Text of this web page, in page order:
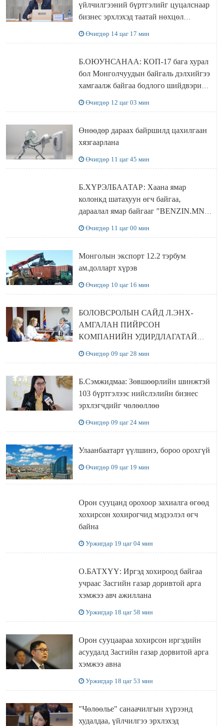
үйлчилгээний бүртгэлийг цуцалснаар
бизнес эрхлэхэд таатай нөхцөл
бүрдэнэ
Өчигдөр 14 цаг 17 мин
Б.ОЮУНСАНАА: КОП-17 бага хурал
бол Монголчуудын байгаль дэлхийгээ
хамгаалж байгаа бодлого шийдвэрийг
ДЭЛХИЙД СУРТАЛЧИЛАХ гол
бодлого
Өчигдөр 12 цаг 03 мин
Өнөөдөр дараах байршилд цахилгаан
хязгаарлана
Өчигдөр 11 цаг 45 мин
Б.ХҮРЭЛБААТАР: Хаана ямар
колонкд шатахуун өгч байгаа,
дараалал ямар байгааг "BENZIN.MN”
сайтаас харах боломжтой
Өчигдөр 11 цаг 00 мин
Монголын экспорт 12.2 тэрбум
ам.долларт хүрэв
Өчигдөр 10 цаг 16 мин
БОЛОВСРОЛЫН САЙД Л.ЭНХ-
АМГАЛАН ПИЙРСОН
КОМПАНИЙН УДИРДЛАГАТАЙ
УУЛЗЛАА
Өчигдөр 09 цаг 28 мин
Б.Сэмжидмаа: Зөвшөөрлийн шинжтэй
103 бүртгэлээс нийслэлийн бизнес
эрхлэгчдийг чөлөөллөө
Өчигдөр 09 цаг 24 мин
Улаанбаатарт үүлшинэ, бороо орохгүй
Өчигдөр 09 цаг 19 мин
Орон сууцанд орохоор захиалга өгөөд
хохирсон хохирогчид мэдээлэл өгч
байна
Уржигдар 19 цаг 04 мин
О.БАТХҮҮ: Иргэд хохироод байгаа
учраас Засгийн газар доривтой арга
хэмжээ авч ажиллана
Уржигдар 18 цаг 58 мин
Орон сууцаараа хохирсон иргэдийн
асуудалд Засгийн газар дорвитой арга
хэмжээ авна
Уржигдар 18 цаг 53 мин
"Чөлөөлье" санаачилгын хүрээнд
худалдаа, үйлчилгээ эрхлэхэд